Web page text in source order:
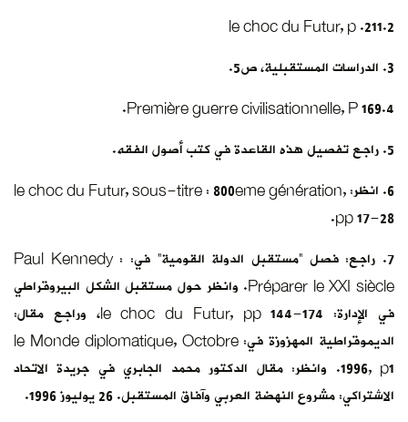
2.le choc du Futur, p .211
3. الدراسات المستقبلية، ص5.
4.Première guerre civilisationnelle, P 169.
5. راجع تفصيل هذه القاعدة في كتب أصول الفقه.
6. انظر: le choc du Futur, sous-titre : 800eme génération,
pp 17-28.
7. راجع: فصل “مستقبل الدولة القومية” في: Paul Kennedy :
Préparer le XXI siècle. وانظر حول مستقبل الشكل البيروقراطي
في الإدارة: le choc du Futur, pp 144-174، وراجع مقال:
الديموقراطية المهزوزة في: le Monde diplomatique, Octobre
1996, p1. وانظر: مقال الدكتور محمد الجابري في جريدة الاتحاد
الاشتراكي: مشروع النهضة العربي وآفاق المستقبل. 26 يوليوز 1996.